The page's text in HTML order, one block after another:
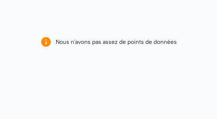
Nous n'avons pas assez de points de données